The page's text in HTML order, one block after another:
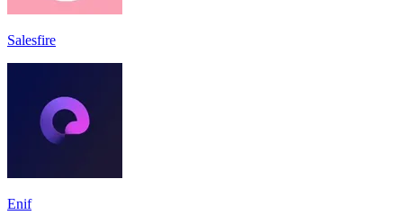
Salesfire
Enif